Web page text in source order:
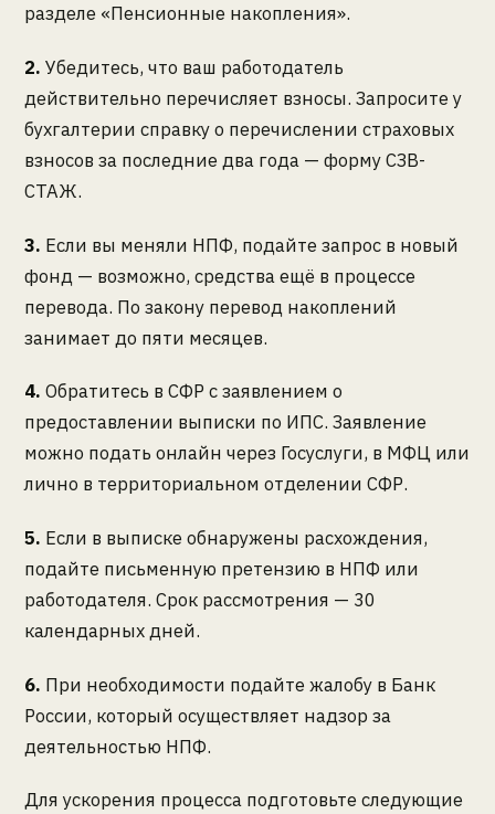
разделе «Пенсионные накопления».
2. Убедитесь, что ваш работодатель
действительно перечисляет взносы. Запросите у
бухгалтерии справку о перечислении страховых
взносов за последние два года — форму СЗВ-
СТАЖ.
3. Если вы меняли НПФ, подайте запрос в новый
фонд — возможно, средства ещё в процессе
перевода. По закону перевод накоплений
занимает до пяти месяцев.
4. Обратитесь в СФР с заявлением о
предоставлении выписки по ИПС. Заявление
можно подать онлайн через Госуслуги, в МФЦ или
лично в территориальном отделении СФР.
5. Если в выписке обнаружены расхождения,
подайте письменную претензию в НПФ или
работодателя. Срок рассмотрения — 30
календарных дней.
6. При необходимости подайте жалобу в Банк
России, который осуществляет надзор за
деятельностью НПФ.
Для ускорения процесса подготовьте следующие